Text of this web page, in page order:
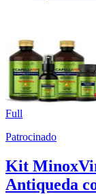
Full
Patrocinado
Kit
Antiqueda